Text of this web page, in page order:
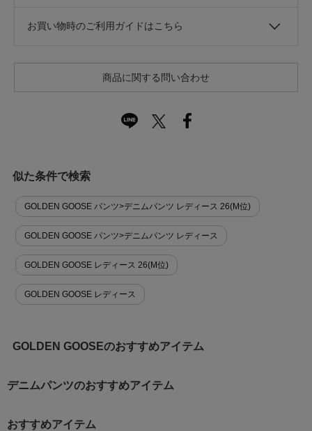
お買い物時のご利用ガイドはこちら
商品に関する問い合わせ
似た条件で検索
GOLDEN GOOSE パンツ>デニムパンツ レディース 26(M位)
GOLDEN GOOSE パンツ>デニムパンツ レディース
GOLDEN GOOSE レディース 26(M位)
GOLDEN GOOSE レディース
GOLDEN GOOSEのおすすめアイテム
デニムパンツのおすすめアイテム
おすすめアイテム